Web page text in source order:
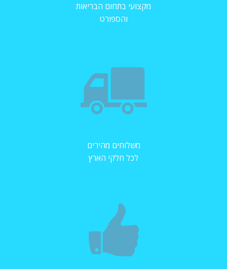
מקצועי בתחום הבריאות
והספורט
משלוחים מהירים
לכל חלקי הארץ